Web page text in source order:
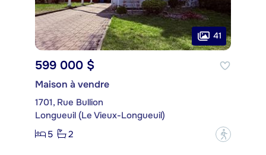
41
599 000 $
Maison à vendre
1701, Rue Bullion
Longueuil (Le Vieux-Longueuil)
5
2 ?